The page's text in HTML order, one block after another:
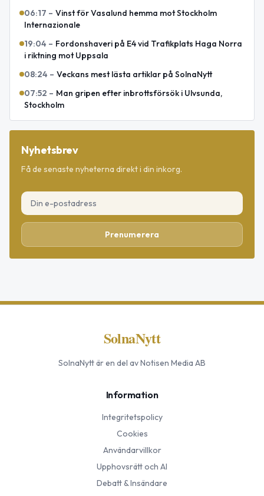
06:17 – Vinst för Vasalund hemma mot Stockholm
Internazionale
19:04 – Fordonshaveri på E4 vid Trafikplats Haga Norra
i riktning mot Uppsala
08:24 – Veckans mest lästa artiklar på SolnaNytt
07:52 – Man gripen efter inbrottsförsök i Ulvsunda,
Stockholm
Nyhetsbrev
Få de senaste nyheterna direkt i din inkorg.
Prenumerera
SolnaNytt
SolnaNyttär en del av Notisen Media AB
Information
Integritetspolicy
Cookies
Användarvillkor
Upphovsrätt och AI
Debatt & Insändare